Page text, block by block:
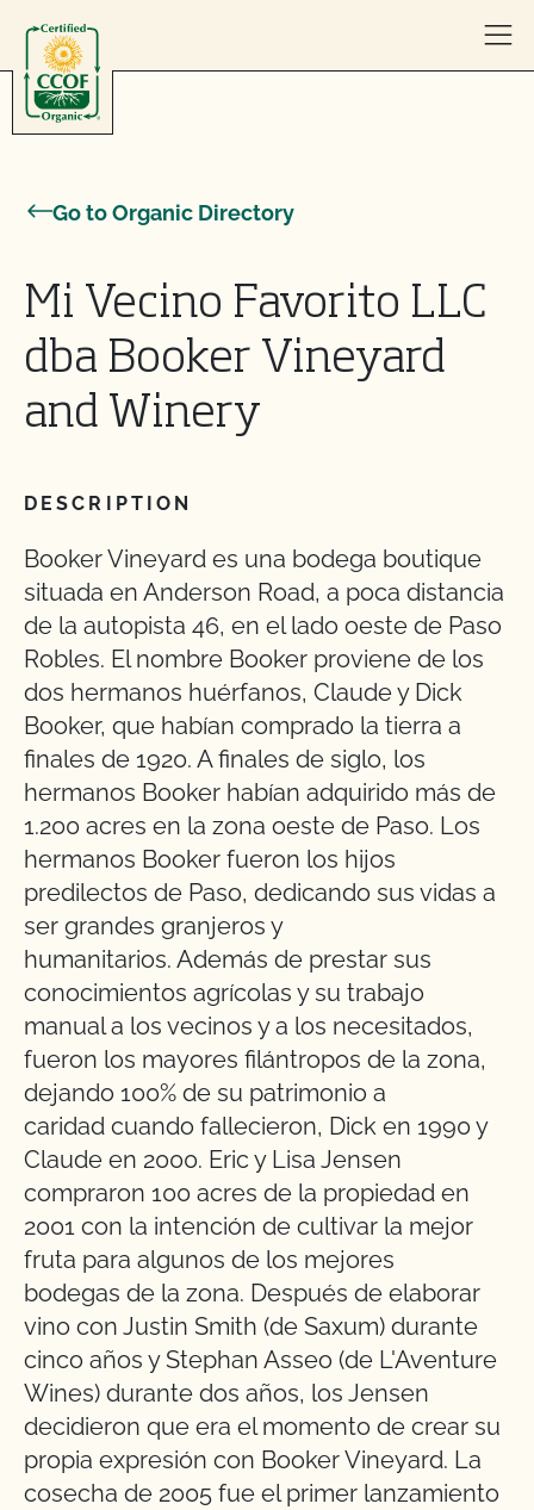
Go to Organic Directory
Mi Vecino Favorito LLC
dba Booker Vineyard
and Winery
DESCRIPTION
Booker Vineyard es una bodega boutique
situada en Anderson Road, a poca distancia
de la autopista 46, en el lado oeste de Paso
Robles. El nombre Booker proviene de los
dos hermanos huérfanos, Claude y Dick
Booker, que habían comprado la tierra a
finales de 1920. A finales de siglo, los
hermanos Booker habían adquirido más de
1.200 acres en la zona oeste de Paso. Los
hermanos Booker fueron los hijos
predilectos de Paso, dedicando sus vidas a
ser grandes granjeros y
humanitarios. Además de prestar sus
conocimientos agrícolas y su trabajo
manual a los vecinos y a los necesitados,
fueron los mayores filántropos de la zona,
dejando 100% de su patrimonio a
caridad cuando fallecieron, Dick en 1990 y
Claude en 2000. Eric y Lisa Jensen
compraron 100 acres de la propiedad en
2001 con la intención de cultivar la mejor
fruta para algunos de los mejores
bodegas de la zona. Después de elaborar
vino con Justin Smith (de Saxum) durante
cinco años y Stephan Asseo (de L'Aventure
Wines) durante dos años, los Jensen
decidieron que era el momento de crear su
propia expresión con Booker Vineyard. La
cosecha de 2005 fue el primer lanzamiento